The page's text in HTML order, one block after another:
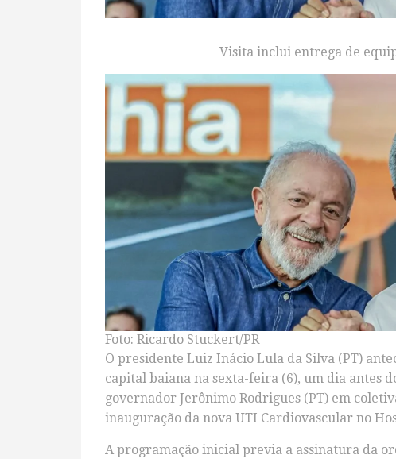
Visita inclui entrega de
Foto: Ricardo Stuckert/PR
O presidente Luiz Inácio Lula da Silva (PT)
capital baiana na sexta-feira (6), um dia antes
governador Jerônimo Rodrigues (PT) em
inauguração da nova UTI Cardiovascular no
A programação inicial previa a assinatura da